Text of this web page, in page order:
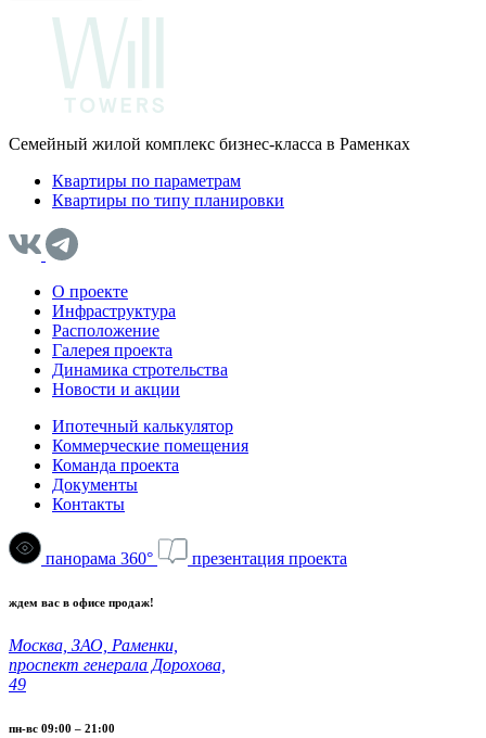
Семейный жилой комплекс бизнес-класса в Раменках
Квартиры по параметрам
Квартиры по типу планировки
О проекте
Инфраструктура
Расположение
Галерея проекта
Динамика стротельства
Новости и акции
Ипотечный калькулятор
Коммерческие помещения
Команда проекта
Документы
Контакты
панорама 360° презентация проекта
ждем вас в офисе продаж!
Москва, ЗАО, Раменки,
проспект генерала Дорохова,
49
пн-вс 09:00 – 21:00